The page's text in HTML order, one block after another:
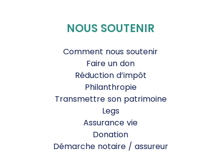
NOUS SOUTENIR
Comment nous soutenir
Faire un don
Réduction d’impôt
Philanthropie
Transmettre son patrimoine
Legs
Assurance vie
Donation
Démarche notaire / assureur